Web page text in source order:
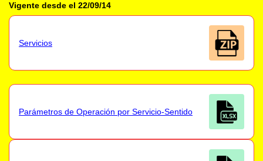
Vigente desde el 22/09/14
Servicios
Parámetros de Operación por Servicio-Sentido